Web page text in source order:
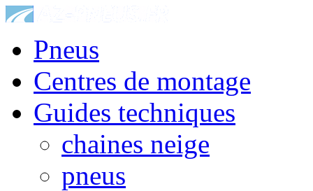
Pneus
Centres de montage
Guides techniques
chaines neige
pneus